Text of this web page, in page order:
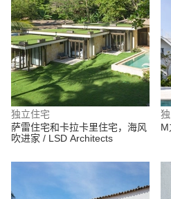
独立住宅
萨雷住宅和卡拉卡里住宅，海风
吹进家 / LSD Architects